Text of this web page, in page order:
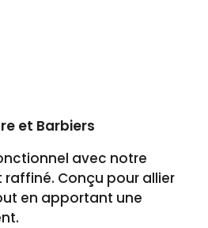
et Barbiers
avec notre
Conçu pour allier
en apportant une